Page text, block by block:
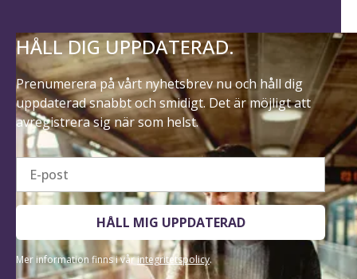
HÅLL DIG UPPDATERAD.
Prenumerera på vårt nyhetsbrev nu och håll dig
uppdaterad snabbt och smidigt. Det är möjligt att
avregistrera sig när som helst.
E-post
HÅLL MIG UPPDATERAD
Mer information finns i vårintegritetspolicy.